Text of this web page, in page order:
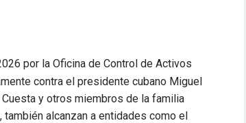
por la Oficina de Control de Activos
contra el presidente cubano Miguel
y otros miembros de la familia
también alcanzan a entidades como el